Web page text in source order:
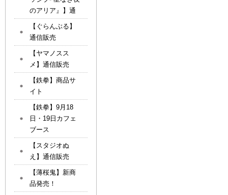
のアリア』】通
【ぐらんぶる】
通信販売
【ヤマノスス
メ】通信販売
【鉄拳】商品サ
イト
【鉄拳】9月18
日・19日カフェ
ブース
【スタジオぬ
え】通信販売
【薄桜鬼】新商
品発売！